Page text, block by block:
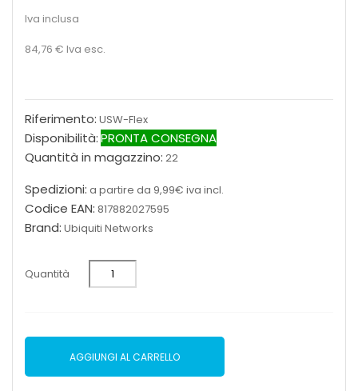
Iva inclusa
84,76 € Iva esc.
Riferimento: USW-Flex
Disponibilità:PRONTA CONSEGNA
Quantità in magazzino: 22
Spedizioni: a partire da 9,99€ iva incl.
Codice EAN: 817882027595
Brand: Ubiquiti Networks
Quantità
AGGIUNGI AL CARRELLO